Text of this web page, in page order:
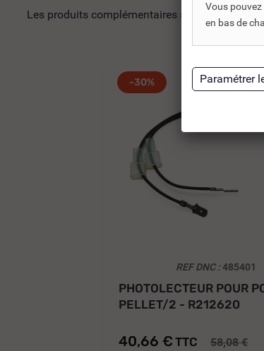
Les produits complémentaires sont
-30%
REF DNC :485401
PHOTOLECTEUR POUR
PELLET/2 - R212620
40,66 € TTC 58,08 €
Vous
en bas de